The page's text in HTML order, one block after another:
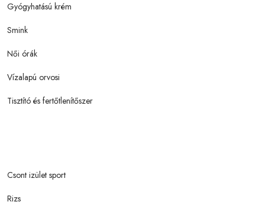
Gyógyhatású krém
Smink
Női órák
Vízalapú orvosi
Tisztító és fertőtlenítőszer
Csont izület sport
Rizs